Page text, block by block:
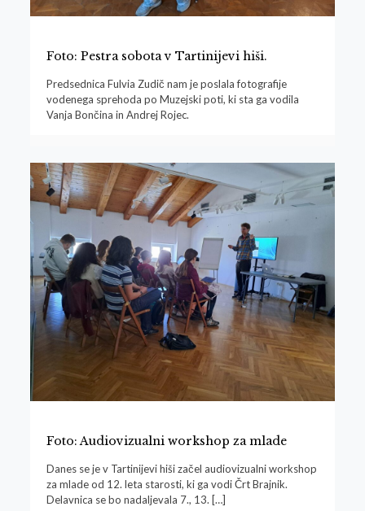
Foto: Pestra sobota v Tartinijevi hiši.
Predsednica Fulvia Zudič nam je poslala fotografije
vodenega sprehoda po Muzejski poti, ki sta ga vodila
Vanja Bončina in Andrej Rojec.
Foto: Audiovizualni workshop za mlade
Danes se je v Tartinijevi hiši začel audiovizualni workshop
za mlade od 12. leta starosti, ki ga vodi Črt Brajnik.
Delavnica se bo nadaljevala 7., 13. […]